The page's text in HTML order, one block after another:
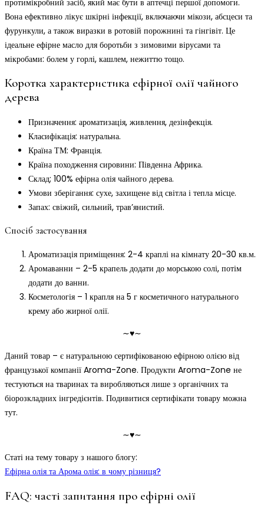
Вона ефективно лікує шкірні інфекції, включаючи мікози, абсцеси та
фурункули, а також виразки в ротовій порожнині та гінгівіт. Це
ідеальне ефірне масло для боротьби з зимовими вірусами та
мікробами: болем у горлі, кашлем, нежиттю тощо.
Коротка характеристика ефірної олії чайного
дерева
Призначення: ароматизація, живлення, дезінфекція.
Класифікація: натуральна.
Країна ТМ: Франція.
Країна походження сировини: Південна Африка.
Склад; 100% ефірна олія чайного дерева.
Умови зберігання: сухе, захищене від світла і тепла місце.
Запах: свіжий, сильний, трав’янистий.
Спосіб застосування
Ароматизація приміщення: 2-4 краплі на кімнату 20-30 кв.м.
Аромаванни – 2-5 крапель додати до морською солі, потім
додати до ванни.
Косметологія – 1 крапля на 5 г косметичного натурального
крему або жирної олії.
∼♥∼
Даний товар – є натуральною сертифікованою ефірною олією від
французької компанії Aroma-Zone. Продукти Aroma-Zone не
тестуються на тваринах та виробляються лише з органічних та
біорозкладних інгредієнтів. Подивитися сертифікати товару можна
тут.
∼♥∼
Статі на тему товару з нашого блогу:
Ефірна олія та Арома олія: в чому різниця?
FAQ: часті запитання про ефірні олії